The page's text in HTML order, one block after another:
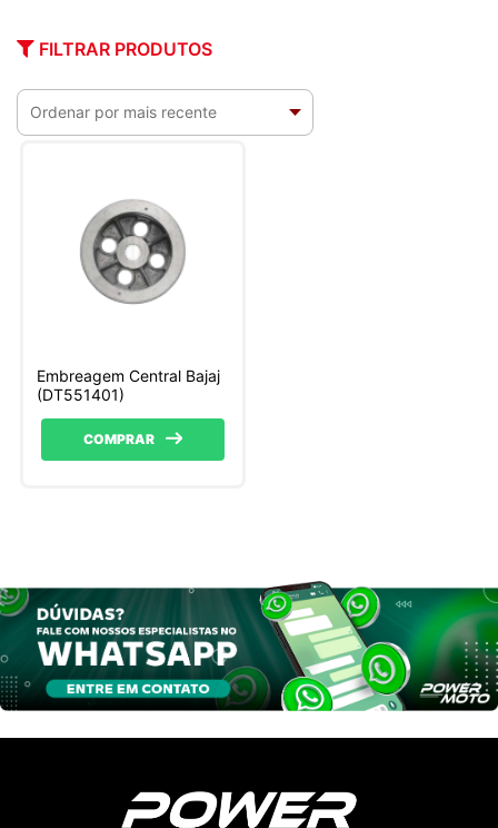
FILTRAR PRODUTOS
Embreagem Central Bajaj
(DT551401)
COMPRAR